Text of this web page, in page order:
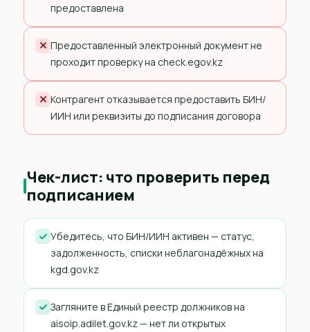
предоставлена
Предоставленный электронный документ не
проходит проверку на check.egov.kz
Контрагент отказывается предоставить БИН/
ИИН или реквизиты до подписания договора
Чек-лист: что проверить перед
подписанием
Убедитесь, что БИН/ИИН активен — статус,
задолженность, списки неблагонадёжных на
kgd.gov.kz
Загляните в Единый реестр должников на
aisoip.adilet.gov.kz — нет ли открытых